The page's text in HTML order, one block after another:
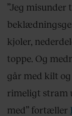
”Jeg
kjoler,
toppe. Og
går med kilt og
rimeligt stram
med” fortæller